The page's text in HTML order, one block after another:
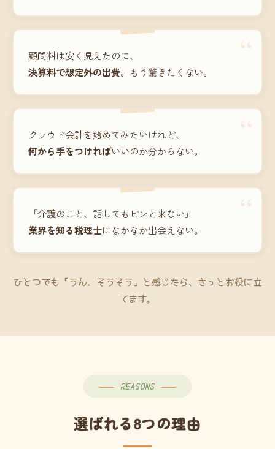
“
顧問料は安く見えたのに、
決算料で想定外の出費。もう驚きたくない。
“
クラウド会計を始めてみたいけれど、
何から手をつければいいのか分からない。
“
「介護のこと、話してもピンと来ない」
業界を知る税理士になかなか出会えない。
ひとつでも「うん、そうそう」と感じたら、きっとお役に立
てます。
REASONS
選ばれる8つの理由